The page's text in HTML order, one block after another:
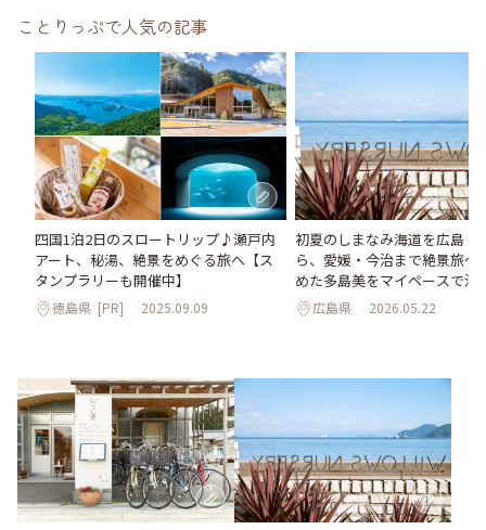
ことりっぷで人気の記事
四国1泊2日のスロートリップ♪瀬戸内
アート、秘湯、絶景をめぐる旅へ【ス
タンプラリーも開催中】
徳島県 [PR] 2025.09.09
初夏のしまなみ海道を広島・
ら、愛媛・今治まで絶景旅〜
めた多島美をマイペースで満
広島県 2026.05.22